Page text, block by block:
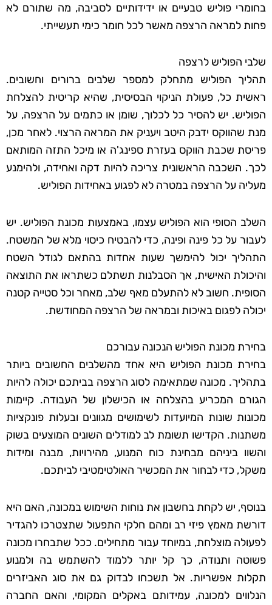
בחומרי פוליש טבעיים או ידידותיים לסביבה, מה שתורם לא
פחות למראה הרצפה מאשר לכל חומר כימי תעשייתי.
שלבי הפוליש לרצפה
תהליך הפוליש מתחלק למספר שלבים ברורים וחשובים.
ראשית כל, פעולת הניקוי הבסיסית, שהיא קריטית להצלחת
הפוליש. יש להסיר כל לכלוך, שומן או כתמים על הרצפה, על
מנת שהווקס ידבק היטב ויעניק את המראה הרצוי. לאחר מכן,
פריסת שכבת הווקס בעזרת ספינג'ה או מיכל התזה המותאם
לכך. השכבה הראשונית צריכה להיות דקה ואחידה, ולהימנע
מעליה על הרצפה במטרה לא לפגוע באחידות הפוליש.
השלב הסופי הוא הפוליש עצמו, באמצעות מכונת הפוליש. יש
לעבור על כל פינה ופינה, כדי להבטיח כיסוי מלא של המשטח.
התהליך יכול להימשך שעות אחדות בהתאם לגודל השטח
והיכולת האישית, אך הסבלנות תשתלם כשתראו את התוצאה
הסופית. חשוב לא להתעלם מאף שלב, מאחר וכל סטייה קטנה
יכולה לפגום באיכות ובמראה של הרצפה המחודשת.
בחירת מכונת הפוליש הנכונה עבורכם
בחירת מכונת הפוליש היא אחד מהשלבים החשובים ביותר
בתהליך. מכונה שמתאימה לסוג הרצפה בביתכם יכולה להיות
הגורם המכריע בהצלחה או הכישלון של העבודה. קיימות
מכונות שונות המיועדות לשימושים מגוונים ובעלות פונקציות
משתנות. הקדישו תשומת לב למודלים השונים המוצעים בשוק
והשוו ביניהם מבחינת כוח המנוע, מהירויות, מבנה ומידות
משקל, כדי לבחור את המכשיר האולטימטיבי לביתכם.
בנוסף, יש לקחת בחשבון את נוחות השימוש במכונה, האם היא
דורשת מאמץ פיזי רב ומהם חלקי התפעול שתצטרכו להגדיר
לפעולה מוצלחת, במיוחד עבור מתחילים. ככל שתבחרו מכונה
פשוטה ותנודה, כך קל יותר ללמוד להשתמש בה ולמנוע
תקלות אפשריות. אל תשכחו לבדוק גם את סוג האביזרים
הנלווים למכונה, עמידותם באקלים המקומי, והאם החברה